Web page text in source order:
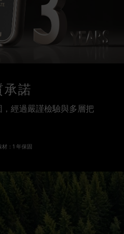
承諾
經過嚴謹檢驗與多層把
：1 年保固